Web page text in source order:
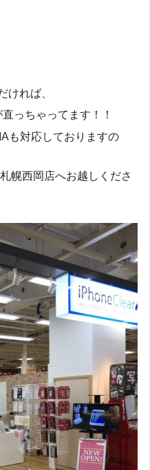
ければ、
っちゃってます！！
も対応しておりますの
幌西岡店へお越しくださ